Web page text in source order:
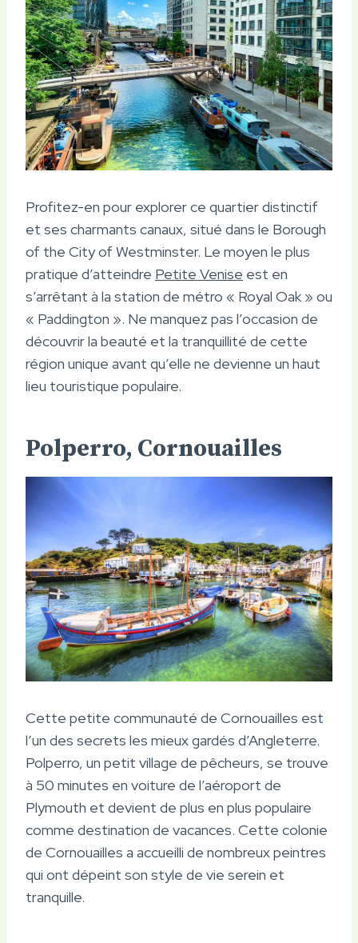
Profitez-en pour explorer ce quartier distinctif
et ses charmants canaux, situé dans le Borough
of the City of Westminster. Le moyen le plus
pratique d’atteindre Petite Venise est en
s’arrêtant à la station de métro « Royal Oak » ou
« Paddington ». Ne manquez pas l’occasion de
découvrir la beauté et la tranquillité de cette
région unique avant qu’elle ne devienne un haut
lieu touristique populaire.
Polperro, Cornouailles
Cette petite communauté de Cornouailles est
l’un des secrets les mieux gardés d’Angleterre.
Polperro, un petit village de pêcheurs, se trouve
à 50 minutes en voiture de l’aéroport de
Plymouth et devient de plus en plus populaire
comme destination de vacances. Cette colonie
de Cornouailles a accueilli de nombreux peintres
qui ont dépeint son style de vie serein et
tranquille.